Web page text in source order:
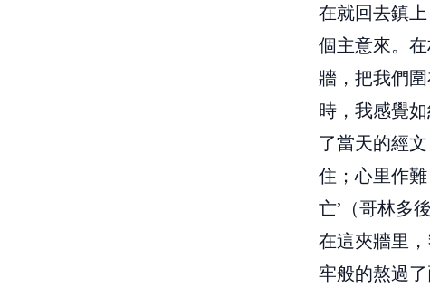
在就回去鎮
個主意來。
牆，把我們
時，我感覺
了當天的經
住；心里作
亡’（哥林多
在這夾牆里
牢般的熬過